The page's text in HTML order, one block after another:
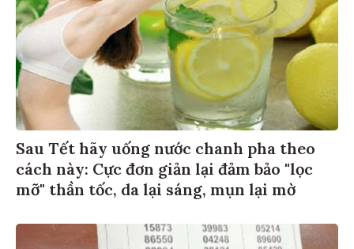
Sau Tết hãy uống nước chanh pha theo
cách này: Cực đơn giản lại đảm bảo "lọc
mỡ" thần tốc, da lại sáng, mụn lại mờ